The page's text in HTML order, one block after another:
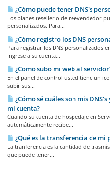
¿Cómo puedo tener DNS's
Los planes reseller o de reevendedor
personalizados. Para...
¿Cómo registro los DNS
Para registrar los DNS personalizados
Ingrese a su cuenta...
¿Cómo subo mi web al
En el panel de control usted tiene un
subir sus...
¿Cómo sé cuáles son mis
mi cuenta?
Cuando su cuenta de hospedaje en
automáticamente recibe...
¿Qué es la transferencia de mi
La tranferencia es la cantidad de
que puede tener...